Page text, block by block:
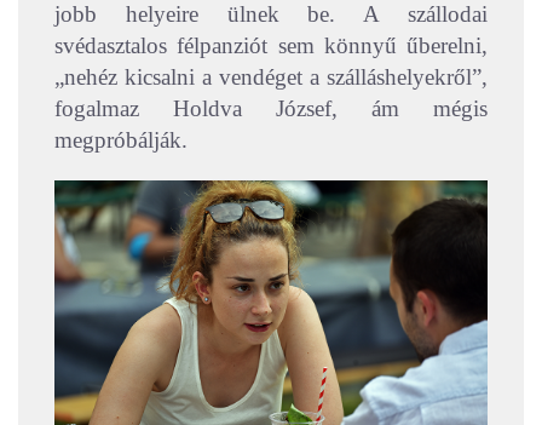
jobb helyeire ülnek be. A szállodai
svédasztalos félpanziót sem könnyű űberelni,
„nehéz kicsalni a vendéget a szálláshelyekről”,
fogalmaz Holdva József, ám mégis
megpróbálják.